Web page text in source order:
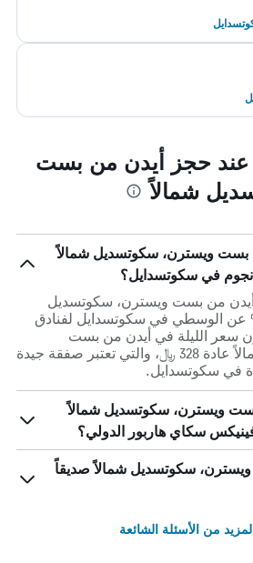
عند حجز أيدن من بست
شمالاً
بست ويسترن، سكوتسديل شمالاً
من بست ويسترن، سكوتسديل
أرخص بنسبة 68% عن الوسطي في سكوتسدايل لفنادق
يكون سعر الليلة في أيدن من بست
ويسترن، سكوتسديل شمالاً عادة 328 ﷼، والتي تعتبر صفقة جيدة
في سكوتسدايل.
ويسترن، سكوتسديل شمالاً
سكاي هاربور الدولي؟
سكوتسديل شمالاً صديقاً
من الأسئلة الشائعة